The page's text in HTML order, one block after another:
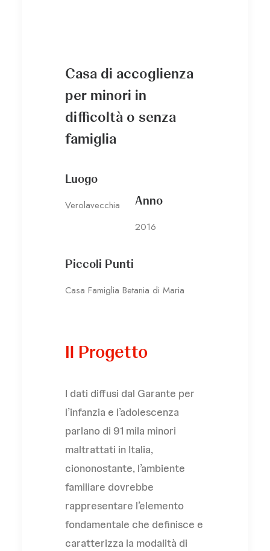
Casa di accoglienza
per minori in
difficoltà o senza
famiglia
Luogo
Verolavecchia Anno
2016
Piccoli Punti
Casa Famiglia Betania di Maria
Il Progetto
I dati diffusi dal Garante per
l’infanzia e l’adolescenza
parlano di 91 mila minori
maltrattati in Italia,
ciononostante, l’ambiente
familiare dovrebbe
rappresentare l’elemento
fondamentale che definisce e
caratterizza la modalità di